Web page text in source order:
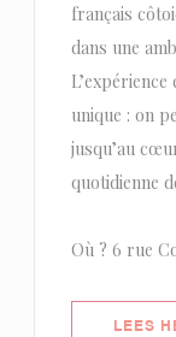
français
dans une
unique : on
jusqu’au
quotidienne
Où ? 6 rue
LEES